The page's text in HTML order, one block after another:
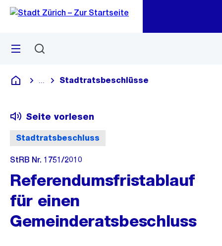
Navigation
Sprunglink
Menü
Deutsch
Blende alle Breadcrumbs ein
Stadtratsbeschlüsse
Stadtratsbeschluss
Seite vorlesen
StRB Nr. 1751/2010
Referendumsfristablauf
für einen
Gemeinderatsbeschluss